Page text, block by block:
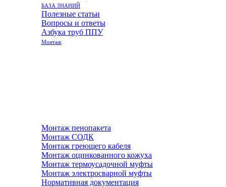
БАЗА ЗНАНИЙ
Полезные статьи
Вопросы и ответы
Азбука труб ППУ
Монтаж
Монтаж пенопакета
Монтаж СОДК
Монтаж греющего кабеля
Монтаж оцинкованного кожуха
Монтаж термоусадочной муфты
Монтаж электросварной муфты
Нормативная документация